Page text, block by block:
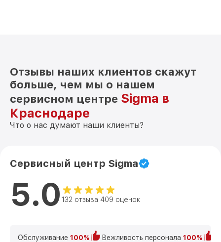
Отзывы наших клиентов скажут
больше, чем мы о нашем
сервисном центре Sigma в
Краснодаре
Что о нас думают наши клиенты?
Сервисный центр Sigma
5.0 132 отзыва 409 оценок
Обслуживание 100% Вежливость персонала 100%